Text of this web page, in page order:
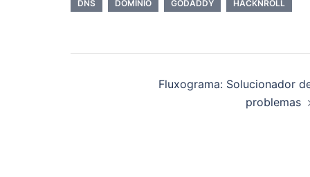
DNS DOMINIO GODADDY HACKNROLL
Fluxograma: Solucionador
problemas